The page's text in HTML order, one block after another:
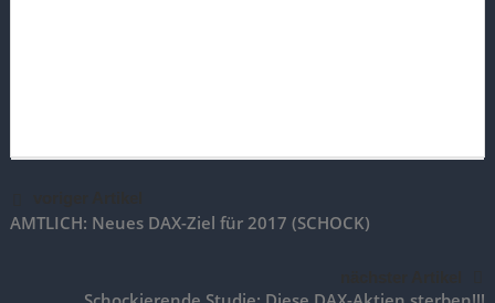
AMTLICH: Neues DAX-Ziel für 2017 (SCHOCK)